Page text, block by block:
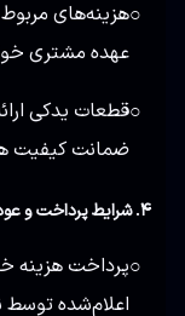
○هزینه‌های
عهده مشتری
○قطعات یدکی
ضمانت کیفیت
۴. شرایط پرداخت و عودت وجه
○پرداخت هزینه
اعلام‌شده توسط